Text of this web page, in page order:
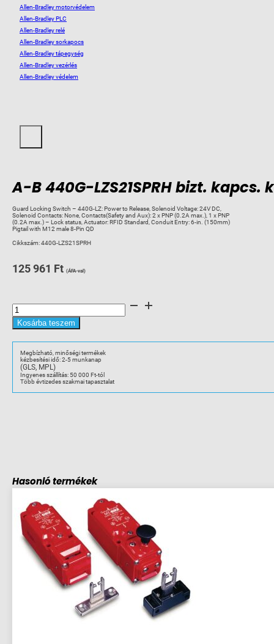
Allen-Bradley motorvédelem
Allen-Bradley PLC
Allen-Bradley relé
Allen-Bradley sorkapocs
Allen-Bradley tápegység
Allen-Bradley vezérlés
Allen-Bradley védelem
A-B 440G-LZS21SPRH bizt. kapcs.
Guard Locking Switch – 440G-LZ: Power to Release, Solenoid Voltage: 24V DC,
Solenoid Contacts: None, Contacts(Safety and Aux): 2 x PNP (0.2A max.), 1 x PNP
(0.2A max.) – Lock status, Actuator: RFID Standard, Conduit Entry: 6-in. (150mm)
Pigtail with M12 male 8-Pin QD
Cikkszám:440G-LZS21SPRH
125 961 Ft (ÁFA-val)
440G-
LZS21SPRH
bizt.
készlet,
mennyiség
Kosárba teszem
Megbízható, minőségi termékek
kézbesítési idő: 2-5 munkanap
(GLS, MPL)
Ingyenes szállítás: 50 000 Ft-tól
Több évtizedes szakmai tapasztalat
Hasonló termékek